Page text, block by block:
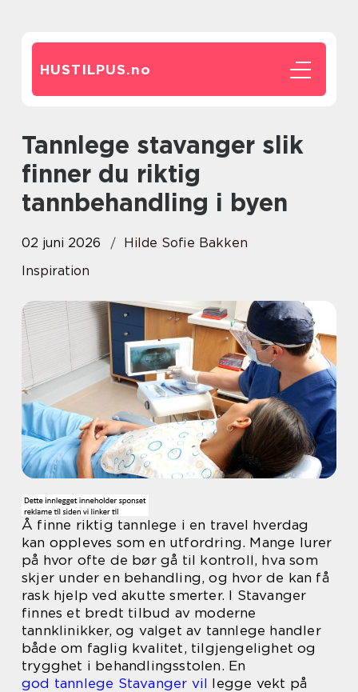
HUSTILPUS.no
Tannlege stavanger slik
finner du riktig
tannbehandling i byen
02 juni 2026
Hilde Sofie Bakken
Inspiration
Å finne riktig tannlege i en travel hverdag
kan oppleves som en utfordring. Mange lurer
på hvor ofte de bør gå til kontroll, hva som
skjer under en behandling, og hvor de kan få
rask hjelp ved akutte smerter. I Stavanger
finnes et bredt tilbud av moderne
tannklinikker, og valget av tannlege handler
både om faglig kvalitet, tilgjengelighet og
trygghet i behandlingsstolen. En
god tannlege Stavanger vil legge vekt på